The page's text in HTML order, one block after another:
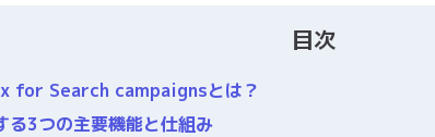
目次
for Search campaignsとは？
る3つの主要機能と仕組み